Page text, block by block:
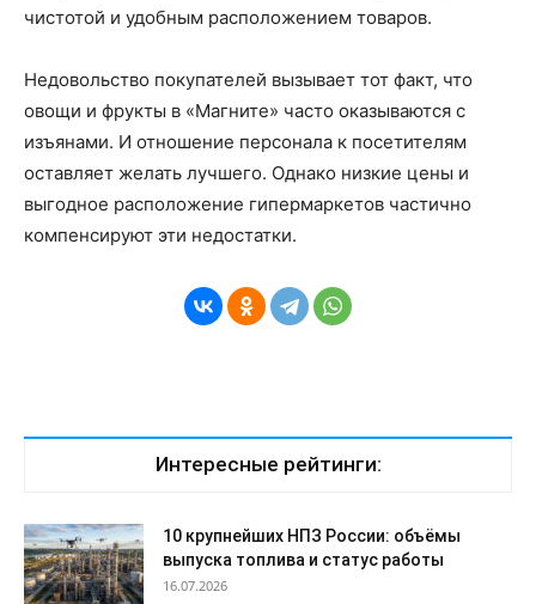
чистотой и удобным расположением товаров.
Недовольство покупателей вызывает тот факт, что
овощи и фрукты в «Магните» часто оказываются с
изъянами. И отношение персонала к посетителям
оставляет желать лучшего. Однако низкие цены и
выгодное расположение гипермаркетов частично
компенсируют эти недостатки.
Интересные рейтинги:
10 крупнейших НПЗ России: объёмы
выпуска топлива и статус работы
16.07.2026